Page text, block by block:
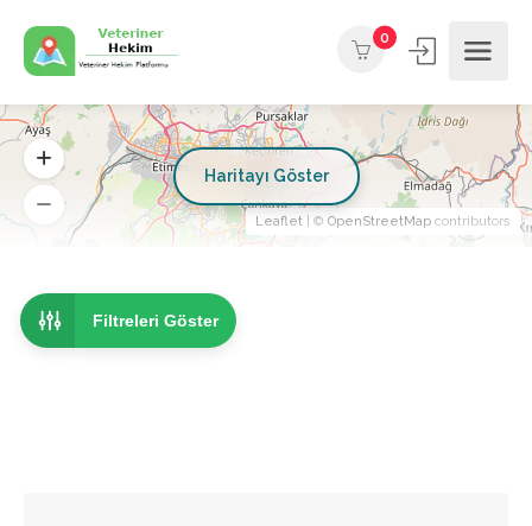
0
Filtreleri Göster
Leaflet | © OpenStreetMap contributors
Haritayı Göster